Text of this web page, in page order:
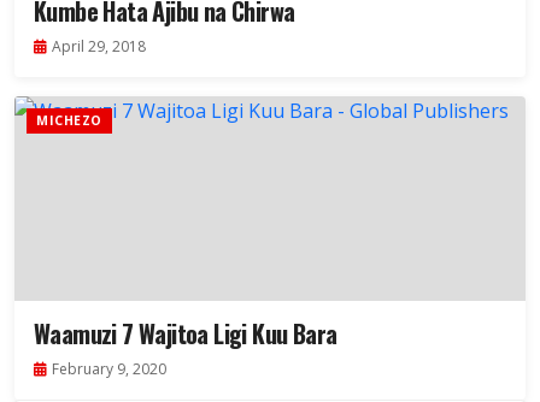
Kumbe Hata Ajibu na Chirwa
April 29, 2018
MICHEZO
Waamuzi 7 Wajitoa Ligi Kuu Bara
February 9, 2020